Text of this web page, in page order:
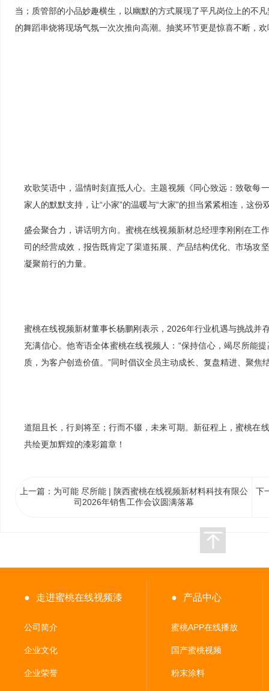
当；质管部的小品妙趣横生，以幽默的方式展现了平凡岗位上的不
的舞蹈串烧将现场气氛一次次推向高潮。抽奖环节更是惊喜不断，
欢歌笑语中，温情时刻直抵人心。主题视频《同心致远：致敬每
家人的默默支持，让“小家”的温暖与“大家”的担当紧紧相连，这
盛会聚合力，讲话明方向。蜜桃在线视频新材总经理李刚刚在工
司的经营成效，报告既肯定了渠道拓展、产品结构优化、市场攻
凝聚前行的力量。
蜜桃在线视频新材董事长杨鹏刚表示，2026年行业机遇与挑战并
充满信心。他寄语全体蜜桃在线视频人：“保持信心，竭尽所能
质，为客户创造价值。”同时倡议全员主动成长、复盘精进、聚焦
道阻且长，行则将至；行而不辍，未来可期。新征程上，蜜桃在
共绘更加辉煌的漆彩篇章！
上一篇：为可能 尽所能 | 陕西蜜桃在线视频新材料科技有限公
司2026年销售工作会议圆满落幕
下
● 走进蜜桃在线视频漆
公司简介
企业文化
企业荣誉
● 产品中心
蜜桃APP在线播放
国产蜜桃视频
粉末涂料